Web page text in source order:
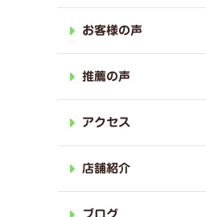
お客様の声
推薦の声
アクセス
店舗紹介
ブログ